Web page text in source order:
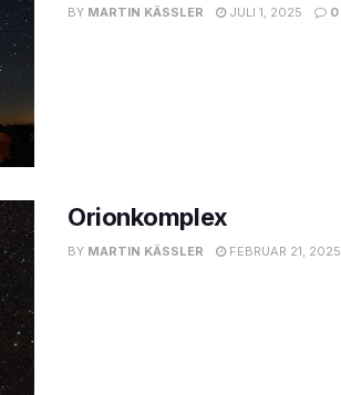
BY MARTIN KÄSSLER JULI 1, 2025 0
Orionkomplex
BY MARTIN KÄSSLER FEBRUAR 21, 2025